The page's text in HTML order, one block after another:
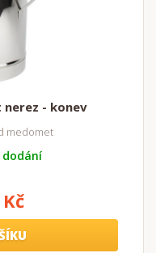
- konev
medomet
dodání